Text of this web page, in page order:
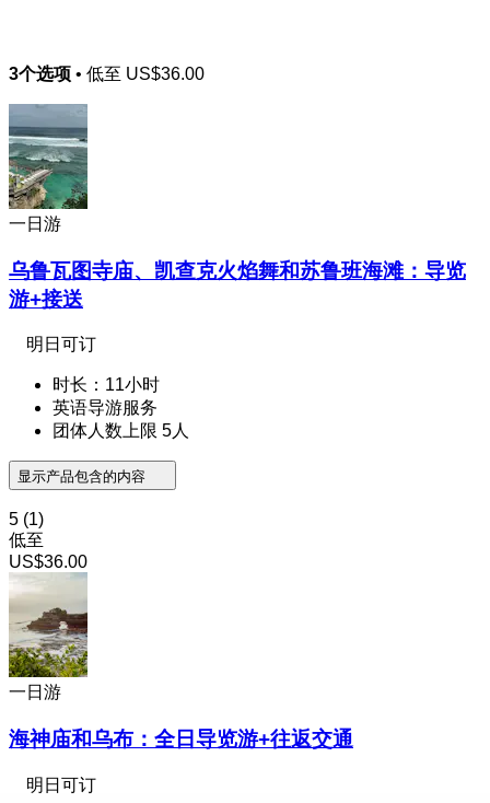
3个选项 • 低至 US$36.00
一日游
乌鲁瓦图寺庙、凯查克火焰舞和苏鲁班海滩：导览
游+接送
明日可订
时长：11小时
英语导游服务
团体人数上限 5人
显示产品包含的内容
5 (1)
低至
US$36.00
一日游
海神庙和乌布：全日导览游+往返交通
明日可订